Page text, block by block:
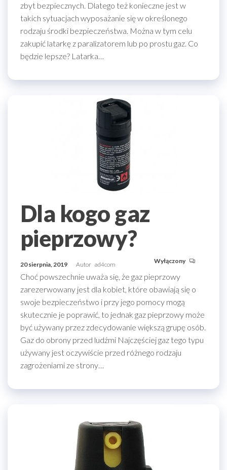
zbyt bezpiecznych. Dlatego też konieczne jest w
takich sytuacjach wyposażanie się w określonego
rodzaju środki bezpieczeństwa. Można w tym celu
zakupić latarkę z paralizatorem lub po prostu gaz. Co
będzie lepsze? Latarka…
Dla kogo gaz
pieprzowy?
20 sierpnia, 2019 Autor ad4com Wyłączony
Choć powszechnie uważa się, że gaz pieprzowy
zarezerwowany jest dla kobiet, które obawiają się o
swoje bezpieczeństwo i przy jego pomocy mogą
skutecznie je poprawić, to jednak gaz pieprzowy może
być używany przez zdecydowanie większą grupę osób.
Gaz do obrony przed ludźmi Najczęściej gaz tego typu
używany jest oczywiście przed różnego rodzaju
zagrożeniami ze strony…